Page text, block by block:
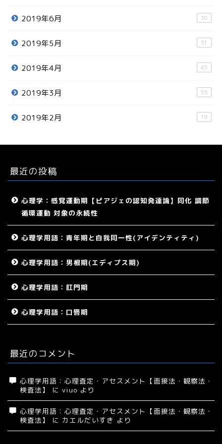
2019年6月 30
2019年5月 31
2019年4月 45
2019年3月 55
2019年2月 19
最近の投稿
心理学：感覚運動期【ピアジェの認知発達論】同化 調節
循環運動 対象の永続性
心理学用語：青年期と自我同一性(アイデンティティ)
心理学用語：男根期(エディプス期)
心理学用語：肛門期
心理学用語：口唇期
最近のコメント
心理学用語：心理査定・アセスメント【面接法・観察法・
検査法】
に viuo より
心理学用語：心理査定・アセスメント【面接法・観察法・
検査法】
に カエルだいすき より